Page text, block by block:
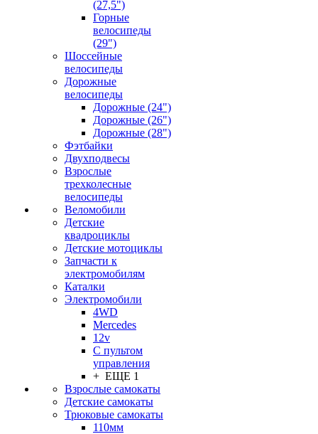
(27,5")
Горные
велосипеды
(29")
Шоссейные
велосипеды
Дорожные
велосипеды
Дорожные (24")
Дорожные (26")
Дорожные (28")
Фэтбайки
Двухподвесы
Взрослые
трехколесные
велосипеды
Веломобили
Детские
квадроциклы
Детские мотоциклы
Запчасти к
электромобилям
Каталки
Электромобили
4WD
Mercedes
12v
С пультом
управления
+ ЕЩЕ 1
Взрослые самокаты
Детские самокаты
Трюковые самокаты
110мм